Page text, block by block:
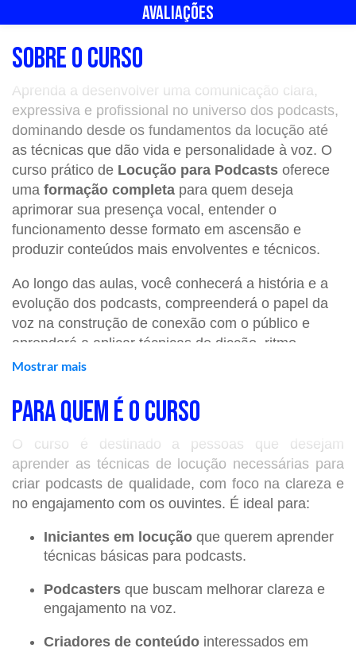
AVALIAÇÕES
SOBRE O CURSO
Aprenda a desenvolver uma comunicação clara,
expressiva e profissional no universo dos podcasts,
dominando desde os fundamentos da locução até
as técnicas que dão vida e personalidade à voz. O
curso prático de Locução para Podcasts oferece
uma formação completa para quem deseja
aprimorar sua presença vocal, entender o
funcionamento desse formato em ascensão e
produzir conteúdos mais envolventes e técnicos.
Ao longo das aulas, você conhecerá a história e a
evolução dos podcasts, compreenderá o papel da
voz na construção de conexão com o público e
aprenderá a aplicar técnicas de dicção, ritmo,
modulação e interpretação que tornam a mensagem
com aquecimento vocal, exercícios de respiração e
práticas essenciais para manter estabilidade,
clareza e naturalidade durante a gravação.
Com atividades práticas, gravações simuladas e
feedback contínuo, o curso permite que você
desenvolva sua identidade vocal, aprenda a
estruturar roteiros e execute apresentações mais
seguras e expressivas. A proposta é que cada
próprios projetos, comunicando-se com
autenticidade, técnica e intencionalidade.
Mostrar mais
PARA QUEM É O CURSO
O curso é destinado a pessoas que desejam
aprender as técnicas de locução necessárias para
criar podcasts de qualidade, com foco na clareza e
no engajamento com os ouvintes. É ideal para:
Iniciantes em locução que querem aprender
técnicas básicas para podcasts.
Podcasters que buscam melhorar clareza e
engajamento na voz.
Criadores de conteúdo interessados em